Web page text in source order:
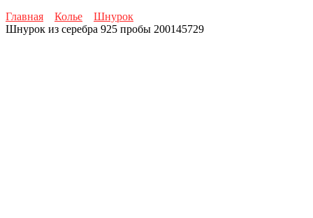
Главная
Колье
Шнурок
Шнурок из серебра 925 пробы 200145729